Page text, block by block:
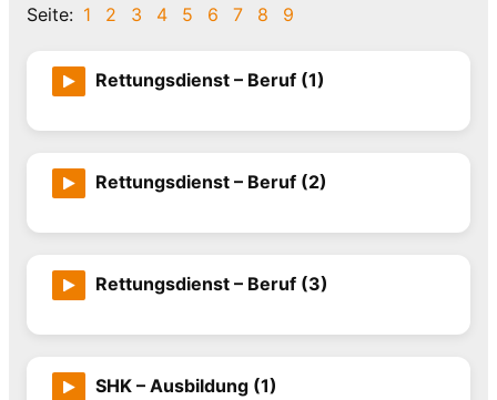
Seite: 1 2 3 4 5 6 7 8 9
Rettungsdienst – Beruf (1)
Rettungsdienst – Beruf (2)
Rettungsdienst – Beruf (3)
SHK – Ausbildung (1)